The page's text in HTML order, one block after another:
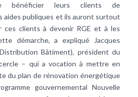
bénéficier leurs clients de
aides publiques et ils auront surtout
ces clients à devenir RGE et à les
démarche, a expliqué Jacques
Bâtiment), président du
– qui a vocation à mettre en
du plan de rénovation énergétique
gouvernemental Nouvelle